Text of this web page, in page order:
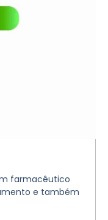
farmacêutico
e também